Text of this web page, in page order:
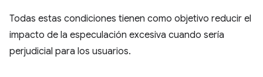
Todas estas condiciones tienen como objetivo reducir el
impacto de la especulación excesiva cuando sería
perjudicial para los usuarios.